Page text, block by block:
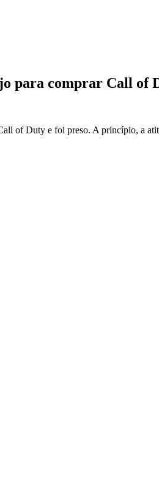
para comprar Call of
of Duty e foi preso. A princípio, a